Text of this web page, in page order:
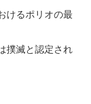
けるポリオの最
撲滅と認定され